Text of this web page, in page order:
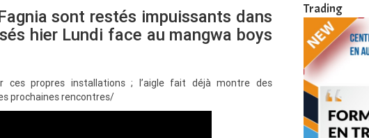
sont restés impuissants dans
hier Lundi face au mangwa boys
propres installations ; l’aigle fait déjà montre des
prochaines rencontres/
de formation pratique. Dschang du 17 au 27
janvier 2022
Trading